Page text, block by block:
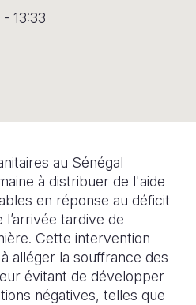
Rwanda
Senegal
Nicaragua
United
Venezuela
New
Papua
Philippines
Ireland
Jordan
Lebanon
13:33
au Sénégal
à distribuer de l'aide
en réponse au déficit
tardive de
Cette intervention
alléger la souffrance des
évitant de développer
négatives, telles que